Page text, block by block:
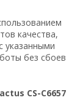
качества,
указанными
без сбоев
CS-C6657